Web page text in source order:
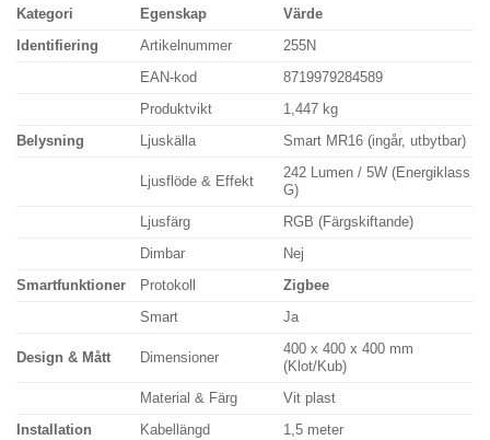
Kategori Egenskap
Värde
Identifiering
Artikelnummer
255N
EAN-kod
8719979284589
Produktvikt
1,447 kg
Belysning
Ljuskälla Smart MR16 (ingår, utbytbar)
Ljusflöde & Effekt
242 Lumen / 5W (Energiklass
G)
Ljusfärg
RGB (Färgskiftande)
Dimbar
Nej
Smartfunktioner
Protokoll
Zigbee
Smart
Ja
Design & Mått Dimensioner
400 x 400 x 400 mm
(Klot/Kub)
Material & Färg
Vit plast
Installation
Kabellängd
1,5 meter